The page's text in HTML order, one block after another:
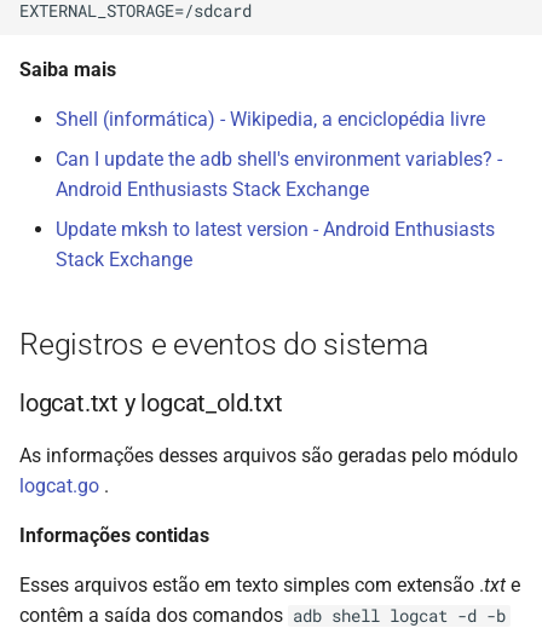
Saiba mais
Shell (informática) - Wikipedia, a enciclopédia livre
Can I update the adb shell's environment variables? -
Android Enthusiasts Stack Exchange
Update mksh to latest version - Android Enthusiasts
Stack Exchange
Registros e eventos do sistema
logcat.txt y logcat_old.txt
As informações desses arquivos são geradas pelo módulo
logcat.go .
Informações contidas
Esses arquivos estão em texto simples com extensão .txt e
contêm a saída dos comandos adb shell logcat -d -b